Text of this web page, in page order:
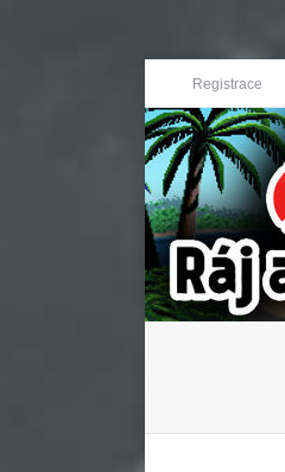
Registrace